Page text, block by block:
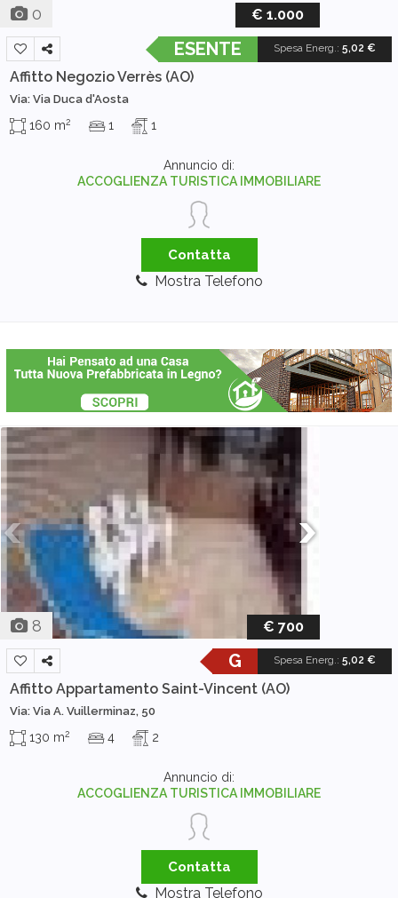
0 € 1.000
Spesa Energ.: 5,02 €
ESENTE
Affitto NegozioVerrès (AO)
Via: Via Duca d'Aosta
160 m2 1 1
Annuncio di:
ACCOGLIENZA TURISTICA IMMOBILIARE
Contatta
Mostra Telefono
8 € 700
Spesa Energ.: 5,02 €
G
Affitto Appartamento Saint-Vincent (AO)
Via: Via A. Vuillerminaz, 50
130 m2 4 2
Annuncio di:
ACCOGLIENZA TURISTICA IMMOBILIARE
Contatta
Mostra Telefono